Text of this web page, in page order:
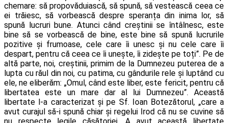
chemare: să propovăduiască, să spună, să vestească ceea ce
ei trăiesc, să vorbească despre speranța din inima lor, să
spună lucruri bune. Atunci când creștinii se întâlnesc, este
bine să se vorbească de bine, este bine să spună lucrurile
pozitive și frumoase, cele care îi unesc și nu cele care îi
despart, pentru că ceea ce îi unește, îi zidește pe toți”. Pe de
altă parte, noi, creștinii, primim de la Dumnezeu puterea de a
lupta cu răul din noi, cu patima, cu gândurile rele și luptând cu
ele, ne eliberăm: „Omul, când este liber, este fericit, pentru că
libertatea este un mare dar al lui Dumnezeu”. Această
libertate l-a caracterizat și pe Sf. Ioan Botezătorul, „care a
avut curajul să-i spună chiar și regelui Irod că nu se cuvine să